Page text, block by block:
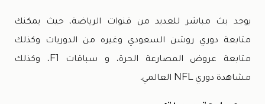
يوجد بث مباشر للعديد من قنوات الرياضة، حيث يمكنك
متابعة دوري روشن السعودي وغيره من الدوريات وكذلك
متابعة عروض المصارعة الحرة، و سباقات F1، وكذلك
مشاهدة دوري NFL العالمي.